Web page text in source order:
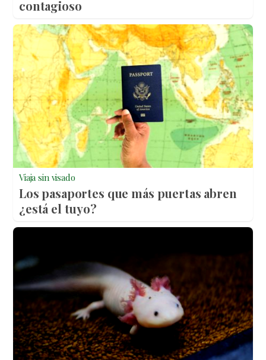
contagioso
Viaja sin visado
Los pasaportes que más puertas abren
¿está el tuyo?